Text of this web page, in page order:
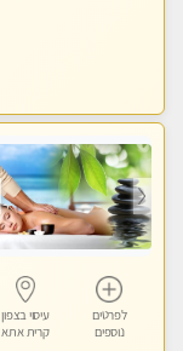
לפרטים
נוספים
עיסוי בצפון
קרית אתא